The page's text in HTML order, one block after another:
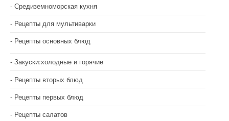
Средиземноморская кухня
Рецепты для мультиварки
Рецепты основных блюд
Закуски:холодные и горячие
Рецепты вторых блюд
Рецепты первых блюд
Рецепты салатов